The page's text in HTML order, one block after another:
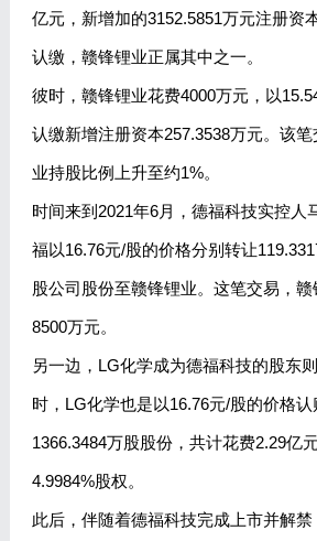
亿元，新增加的3152.5851万元注册资
认缴，赣锋锂业正属其中之一。
彼时，赣锋锂业花费4000万元，以
认缴新增注册资本257.3538万元。该
业持股比例上升至约1%。
时间来到2021年6月，德福科技实控人
福以16.76元/股的价格分别转让
股公司股份至赣锋锂业。这笔交易，
8500万元。
另一边，LG化学成为德福科技的股东
时，LG化学也是以16.76元/股的价格
1366.3484万股股份，共计花费2.29亿
4.9984%股权。
此后，伴随着德福科技完成上市并解